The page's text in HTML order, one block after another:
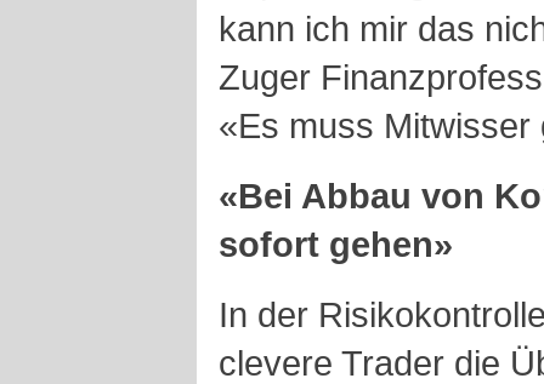
kann ich mir das
Zuger
«Es muss Mitwisser
«Bei Abbau von
sofort gehen»
In der
clevere Trader die